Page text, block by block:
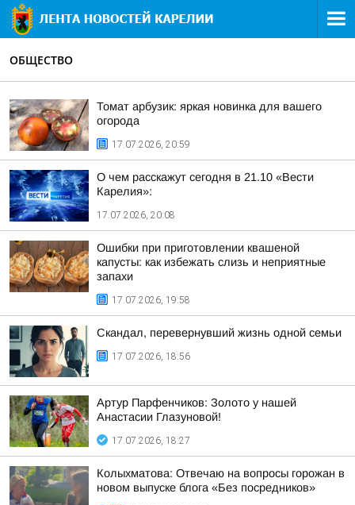
ОБЩЕСТВО
Томат арбузик: яркая новинка для вашего
огорода
17.07.2026, 20:59
О чем расскажут сегодня в 21.10 «Вести
Карелия»:
17.07.2026, 20:08
Ошибки при приготовлении квашеной
капусты: как избежать слизь и неприятные
запахи
17.07.2026, 19:58
Скандал, перевернувший жизнь одной семьи
17.07.2026, 18:56
Артур Парфенчиков: Золото у нашей
Анастасии Глазуновой!
17.07.2026, 18:27
Колыхматова: Отвечаю на вопросы горожан в
новом выпуске блога «Без посредников»